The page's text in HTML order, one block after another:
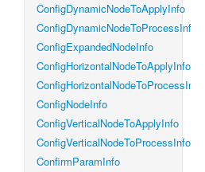
ConfigDynamicNodeToApplyInfo
ConfigDynamicNodeToProcessInfo
ConfigExpandedNodeInfo
ConfigHorizontalNodeToApplyInfo
ConfigHorizontalNodeToProcessInfo
ConfigNodeInfo
ConfigVerticalNodeToApplyInfo
ConfigVerticalNodeToProcessInfo
ConfirmParamInfo